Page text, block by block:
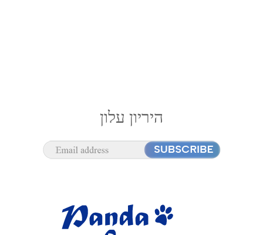
היריון עלון